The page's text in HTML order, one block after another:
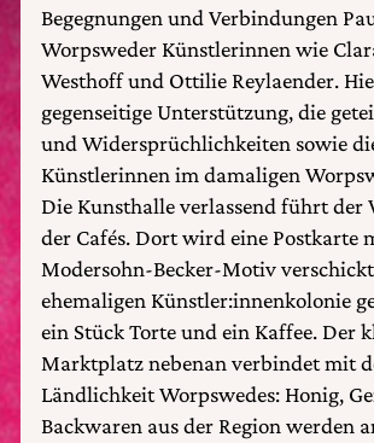
Begegnungen und Verbindungen
Worpsweder Künstlerinnen wie
Westhoff und Ottilie Reylaender.
gegenseitige Unterstützung, die
und Widersprüchlichkeiten sowie
Künstlerinnen im damaligen
Die Kunsthalle verlassend führt der
der Cafés. Dort wird eine Postkarte
Modersohn-Becker-Motiv
ehemaligen Künstler:innenkolonie
ein Stück Torte und ein Kaffee. Der
Marktplatz nebenan verbindet mit
Ländlichkeit Worpswedes: Honig,
Backwaren aus der Region werden